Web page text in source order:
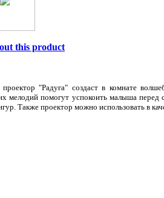
this product
"Радуга" создаст в комнате
мелодий помогут успокоить малыша
Также проектор можно использовать в